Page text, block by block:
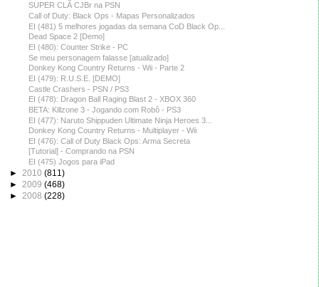
SUPER CLÃ CJBr na PSN
Call of Duty: Black Ops - Mapas Personalizados
EI (481) 5 melhores jogadas da semana CoD Black Op...
Dead Space 2 [Demo]
EI (480): Counter Strike - PC
Se meu personagem falasse [atualizado]
Donkey Kong Country Returns - Wii - Parte 2
EI (479): R.U.S.E. [DEMO]
Castle Crashers - PSN / PS3
EI (478): Dragon Ball Raging Blast 2 - XBOX 360
BETA: Killzone 3 - Jogando com Robô - PS3
EI (477): Naruto Shippuden Ultimate Ninja Heroes 3...
Donkey Kong Country Returns - Multiplayer - Wii
EI (476): Call of Duty Black Ops: Arma Secreta
[Tutorial] - Comprando na PSN
EI (475) Jogos para iPad
► 2010 (811)
► 2009 (468)
► 2008 (228)